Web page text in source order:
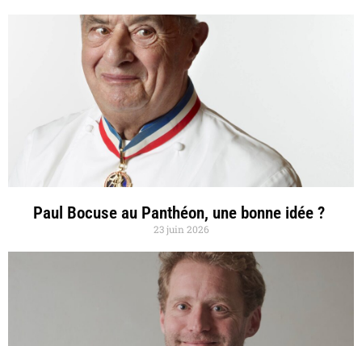
Paul Bocuse au Panthéon, une bonne idée ?
23 juin 2026